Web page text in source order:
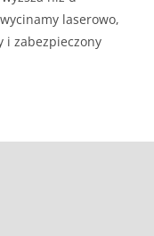
laserowo,
i zabezpieczony